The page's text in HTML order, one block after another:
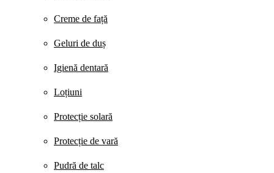
Creme de față
Geluri de duș
Igienă dentară
Loțiuni
Protecție solară
Protecție de vară
Pudră de talc